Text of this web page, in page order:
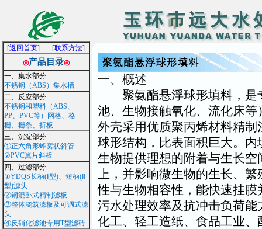
[返回首页]===[联系方法]
◎产品目录◎
一、集水部分
不锈钢（ABS）集水槽
二、反应部分
不锈钢和塑料（ABS、
PP、PVC等）网格、格
栅、栅条、折板
三、沉淀部分
①正六角形蜂窝状斜管
②PVC翼片斜板
四、过滤部分
①YDQS长柄(Ⅰ型)、短柄(Ⅱ
型)滤头
②钢混卧式精制滤板
③整体浇筑滤板及可调式滤
头
④反硝化滤池专用T型滤砖
一、概述
聚氨酯悬浮球形填料，是
池、生物接触氧化、流化床
外壳采用优质聚丙烯材料精
球形结构，比表面积巨大。
生物提供理想的附着与生长
上，并影响微生物的生长、
性与生物相容性，能快速挂
污水处理效率及抗冲击负荷
化工、轻工造纸、食品工业